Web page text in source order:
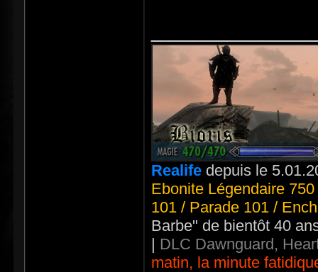
Realife depuis le
Ebonite Légendaire
101 / Parade 101 /
Barbe" de bientôt 40
| DLC Dawnguard,
matin, la minute